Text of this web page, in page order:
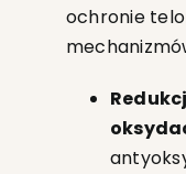
ochronie